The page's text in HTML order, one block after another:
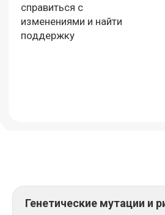
справиться с
изменениями и найти
поддержку